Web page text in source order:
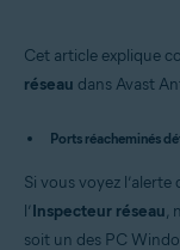
Avast Antivirus
Systèmes
Cet article explique
réseau dans Avast
Ports réacheminés
Si vous voyez
l’Inspecteur réseau,
soit un des PC